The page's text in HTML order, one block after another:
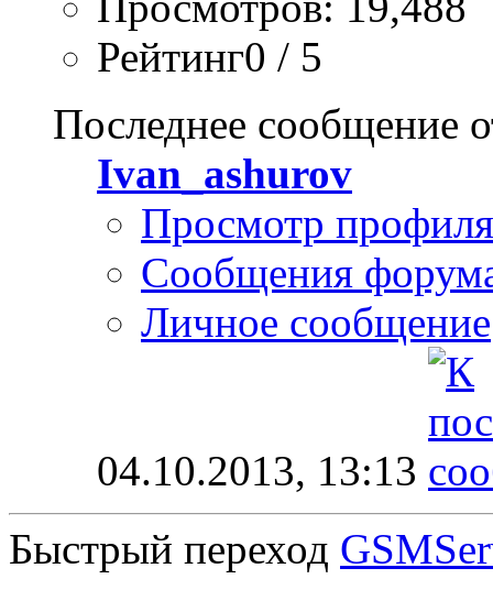
Рейтинг0 / 5
Последнее сообщение
Ivan_ashurov
Просмотр профиля
Сообщения
Личное сообщение
04.10.2013, 13:13
Быстрый переход